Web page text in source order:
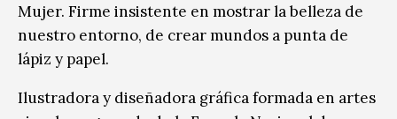
Mujer. Firme insistente en mostrar la belleza de
nuestro entorno, de crear mundos a punta de
lápiz y papel.
Ilustradora y diseñadora gráfica formada en artes